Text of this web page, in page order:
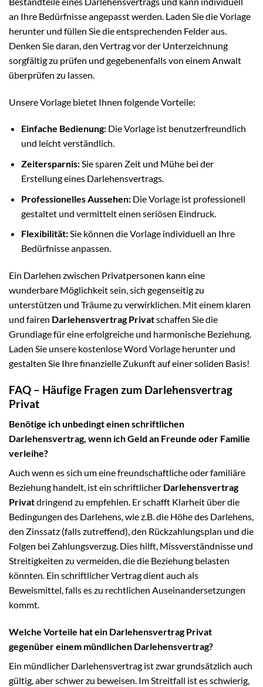
an Ihre Bedürfnisse angepasst werden. Laden Sie die Vorlage
herunter und füllen Sie die entsprechenden Felder aus.
Denken Sie daran, den Vertrag vor der Unterzeichnung
sorgfältig zu prüfen und gegebenenfalls von einem Anwalt
überprüfen zu lassen.
Unsere Vorlage bietet Ihnen folgende Vorteile:
Einfache Bedienung:Die Vorlage ist benutzerfreundlich
und leicht verständlich.
Zeitersparnis:Sie sparen Zeit und Mühe bei der
Erstellung eines Darlehensvertrags.
Professionelles Aussehen:Die Vorlage ist professionell
gestaltet und vermittelt einen seriösen Eindruck.
Flexibilität:Sie können die Vorlage individuell an Ihre
Bedürfnisse anpassen.
Ein Darlehen zwischen Privatpersonen kann eine
wunderbare Möglichkeit sein, sich gegenseitig zu
unterstützen und Träume zu verwirklichen. Mit einem klaren
und fairen Darlehensvertrag Privatschaffen Sie die
Grundlage für eine erfolgreiche und harmonische Beziehung.
Laden Sie unsere kostenlose Word Vorlage herunter und
gestalten Sie Ihre finanzielle Zukunft auf einer soliden Basis!
FAQ – Häufige Fragen zum Darlehensvertrag
Privat
Benötige ich unbedingt einen schriftlichen
Darlehensvertrag, wenn ich Geld an Freunde oder Familie
verleihe?
Auch wenn es sich um eine freundschaftliche oder familiäre
Beziehung handelt, ist ein schriftlicher Darlehensvertrag
Privatdringend zu empfehlen. Er schafft Klarheit über die
Bedingungen des Darlehens, wie z.B. die Höhe des Darlehens,
den Zinssatz (falls zutreffend), den Rückzahlungsplan und die
Folgen bei Zahlungsverzug. Dies hilft, Missverständnisse und
Streitigkeiten zu vermeiden, die die Beziehung belasten
könnten. Ein schriftlicher Vertrag dient auch als
Beweismittel, falls es zu rechtlichen Auseinandersetzungen
kommt.
Welche Vorteile hat ein Darlehensvertrag Privat
gegenüber einem mündlichen Darlehensvertrag?
Ein mündlicher Darlehensvertrag ist zwar grundsätzlich auch
gültig, aber schwer zu beweisen. Im Streitfall ist es schwierig,